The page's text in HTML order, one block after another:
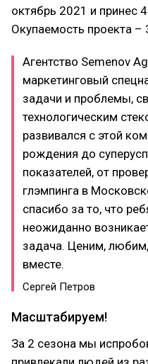
октябрь 2021 и принес
Окупаемость проекта –
Агентство Semenov
маркетинговый
задачи и проблемы,
технологическим
развивался с этой
рождения до
показателей, от
глэмпинга в
спасибо за то, что
неожиданно
задача. Ценим,
вместе.
Сергей Петров
Масштабируем!
За 2 сезона мы